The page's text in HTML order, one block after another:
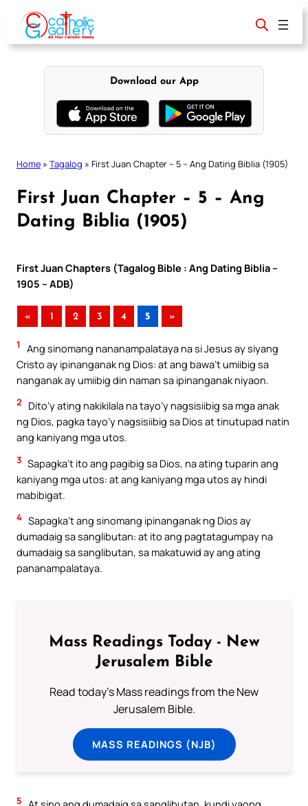
content
Download our App
Home » Tagalog » First Juan Chapter – 5 – Ang Dating Biblia (1905)
First Juan Chapter – 5 – Ang
Dating Biblia (1905)
First Juan Chapters (Tagalog Bible : Ang Dating Biblia –
1905 – ADB)
« 1 2 3 4 5 »
1
Ang sinomang nananampalataya na si Jesus ay siyang
Cristo ay ipinanganak ng Dios: at ang bawa’t umiibig sa
nanganak ay umiibig din naman sa ipinanganak niyaon.
2
Dito’y ating nakikilala na tayo’y nagsisiibig sa mga anak
ng Dios, pagka tayo’y nagsisiibig sa Dios at tinutupad natin
ang kaniyang mga utos.
3 Sapagka’t ito ang pagibig sa Dios, na ating tuparin ang
kaniyang mga utos: at ang kaniyang mga utos ay hindi
mabibigat.
4 Sapagka’t ang sinomang ipinanganak ng Dios ay
dumadaig sa sanglibutan: at ito ang pagtatagumpay na
dumadaig sa sanglibutan, sa makatuwid ay ang ating
pananampalataya.
Mass Readings Today - New
Jerusalem Bible
Read today's Mass readings from the New
Jerusalem Bible.
MASS READINGS (NJB)
5